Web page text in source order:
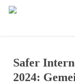
Skip
Safer
2024: